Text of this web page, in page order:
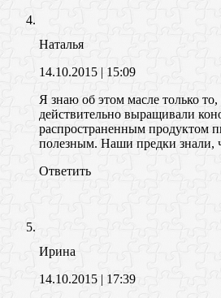
Наталья
14.10.2015 | 15:09
Я знаю об этом масле только
действительно выращивали
распространенным продуктом
полезным. Наши предки знали,
Ответить
Ирина
14.10.2015 | 17:39